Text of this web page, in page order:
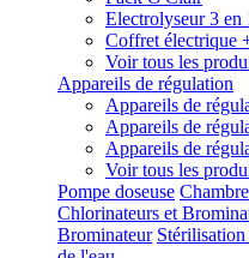
Electrolyseur 3 en
Coffret électrique
Voir tous les
Appareils de régulation
Appareils de
Appareils de
Appareils de
Voir tous les
Pompe doseuse
Chlorinateurs et
Brominateur